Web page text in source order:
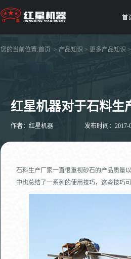
首
您的当前位置:首页 > 产品知识 > 更多产品知识
红星机器对于石料生
作者：红星机器 发布时间：2017-
石料生产厂家一直很重视砂石的产品质量
中也总结了一系列的使用技巧，这些技巧